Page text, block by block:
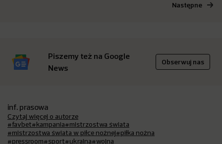
Następne
Piszemy też na Google
News
Obserwuj nas
inf. prasowa
Czytaj więcej o autorze
#favbet#kampania#mistrzostwa świata
#mistrzostwa świata w piłce nożnej#piłka nożna
#pressroom#sport#ukraina#wojna